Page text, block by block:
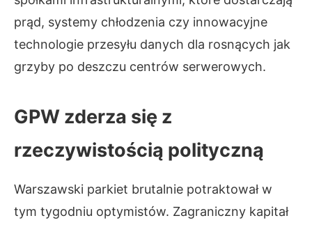
prąd, systemy chłodzenia czy innowacyjne
technologie przesyłu danych dla rosnących jak
grzyby po deszczu centrów serwerowych.
GPW zderza się z
rzeczywistością polityczną
Warszawski parkiet brutalnie potraktował w
tym tygodniu optymistów. Zagraniczny kapitał